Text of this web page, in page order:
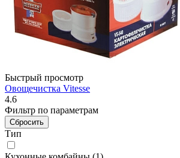
Быстрый просмотр
Овощечистка Vitesse
4.6
Фильтр по параметрам
Сбросить
Тип